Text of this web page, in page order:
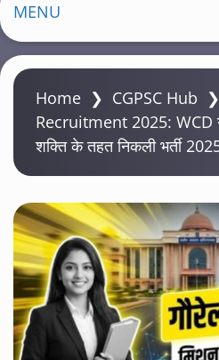
MENU
Home ❯ CGPSC Hub ❯
Recruitment 2025: WCD
शक्ति के तहत निकली भर्ती